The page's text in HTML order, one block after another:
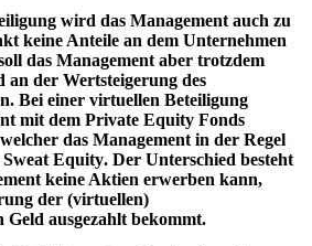
wird das Management auch zu
keine Anteile an dem Unternehmen
das Management aber trotzdem
der Wertsteigerung des
Bei einer virtuellen Beteiligung
mit dem Private Equity Fonds
das Management in der Regel
Sweat Equity. Der Unterschied besteht
keine Aktien erwerben kann,
der (virtuellen)
Geld ausgezahlt bekommt.